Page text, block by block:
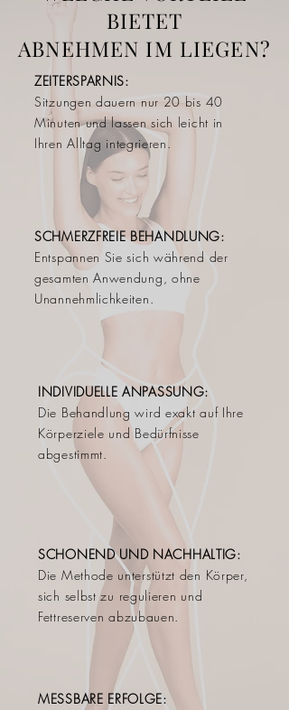
BIETET
ABNEHMEN IM LIEGEN?
ZEITERSPARNIS:
Sitzungen dauern nur 20 bis 40
Minuten und lassen sich leicht in
Ihren Alltag integrieren.
SCHMERZFREIE BEHANDLUNG:
Entspannen Sie sich während der
gesamten Anwendung, ohne
Unannehmlichkeiten.
INDIVIDUELLE ANPASSUNG:
Die Behandlung wird exakt auf Ihre
Körperziele und Bedürfnisse
abgestimmt.
SCHONEND UND NACHHALTIG:
Die Methode unterstützt den Körper,
sich selbst zu regulieren und
Fettreserven abzubauen.
MESSBARE ERFOLGE: